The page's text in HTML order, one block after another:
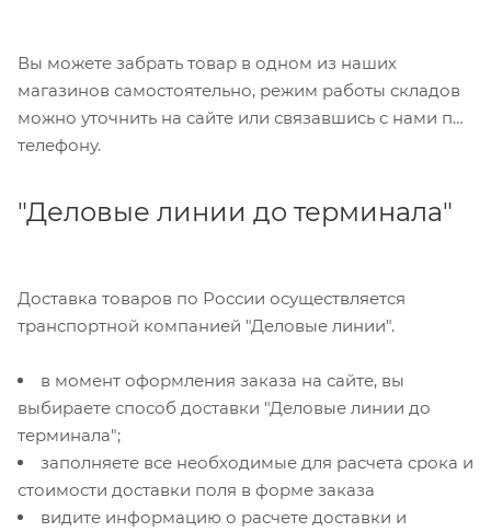
Вы можете забрать товар в одном из наших
магазинов самостоятельно, режим работы складов
можно уточнить на сайте или связавшись с нами по
телефону.
"Деловые линии до терминала"
Доставка товаров по России осуществляется
транспортной компанией "Деловые линии".
в момент оформления заказа на сайте, вы
выбираете способ доставки "Деловые линии до
терминала";
заполняете все необходимые для расчета срока и
стоимости доставки поля в форме заказа
видите информацию о расчете доставки и